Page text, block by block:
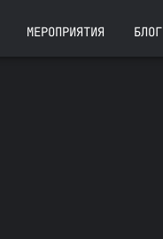
МЕРОПРИЯТИЯ БЛОГ